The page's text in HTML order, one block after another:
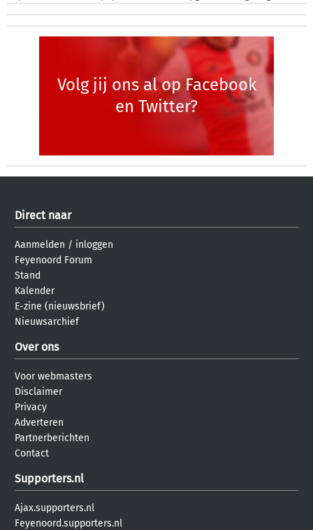
Volg jij ons al op Facebook
en Twitter?
Direct naar
Aanmelden / inloggen
Feyenoord Forum
Stand
Kalender
E-zine (nieuwsbrief)
Nieuwsarchief
Over ons
Voor webmasters
Disclaimer
Privacy
Adverteren
Partnerberichten
Contact
Supporters.nl
Ajax.supporters.nl
Feyenoord.supporters.nl